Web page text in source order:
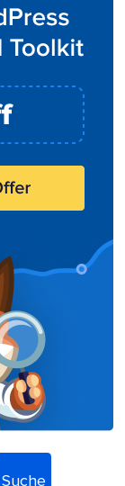
Suche